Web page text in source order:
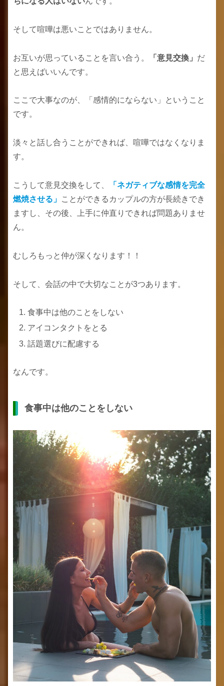
そして喧嘩は悪いことではありません。
お互いが思っていることを言い合う。 「意見交換」 だ
と思えばいいんです。
ここで大事なのが、「感情的にならない」ということ
です。
淡々と話し合うことができれば、喧嘩ではなくなりま
す。
こうして意見交換をして、
「ネガティブな感情を完全
燃焼させる」 ことができるカップルの方が長続きでき
ますし、その後、上手に仲直りできれば問題ありませ
ん。
むしろもっと仲が深くなります！！
そして、会話の中で大切なことが3つあります。
食事中は他のことをしない
アイコンタクトをとる
話題選びに配慮する
なんです。
食事中は他のことをしない